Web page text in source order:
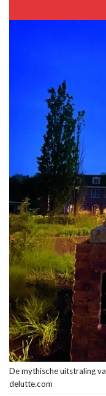
De mythische uitstraling
delutte.com